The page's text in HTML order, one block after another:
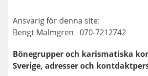
Ansvarig för denna site:
Bengt Malmgren 070-7212742
Bönegrupper och karismatiska
Sverige, adresser och